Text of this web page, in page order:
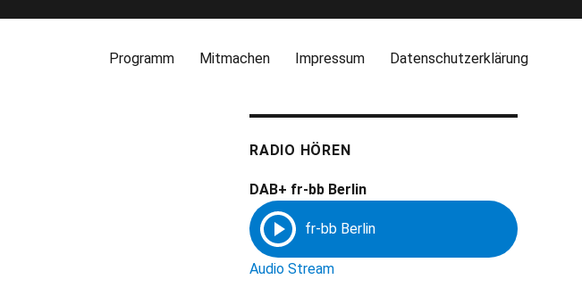
Programm Mitmachen Impressum Datenschutzerklärung
RADIO HÖREN
DAB+ fr-bb Berlin
Audio Stream